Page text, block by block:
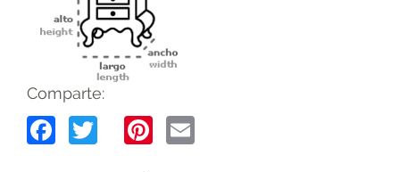
Comparte:
Facebook
TwitterPinterest